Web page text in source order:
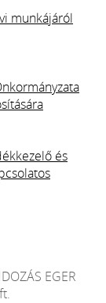
munkájáról
és
EGER